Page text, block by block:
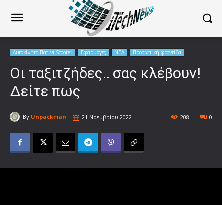
Αυτοκίνητο-Πατίνι-Scooter Εφαρμογές ΝΕΑ Προσωπική φροντίδα
Οι ταξιτζήδες.. σας κλέβουν!
Δείτε πως
By Unpackman 21 Νοεμβρίου 2022 0
208